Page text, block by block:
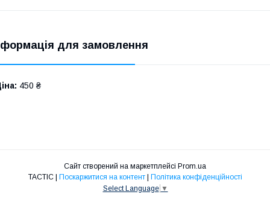
для замовлення
450 ₴
Сайт створений на маркетплейсі Prom.ua
TACTIC | Поскаржитися на контент | Політика конфіденційності
Select Language ▼